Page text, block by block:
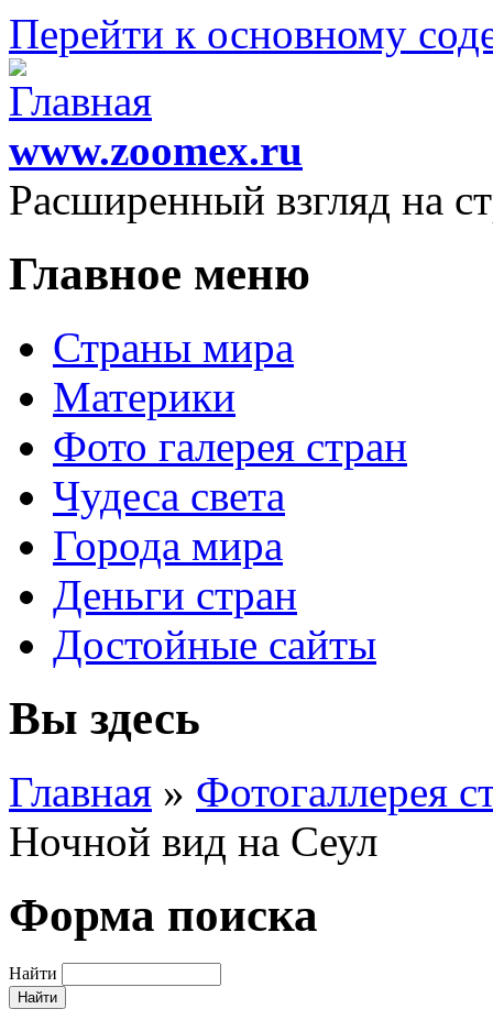
Перейти к основному
www.zoomex.ru
Расширенный взгляд на
Главное меню
Страны мира
Материки
Фото галерея стран
Чудеса света
Города мира
Деньги стран
Достойные сайты
Вы здесь
Главная » Фотогаллерея
Ночной вид на Сеул
Форма поиска
Найти